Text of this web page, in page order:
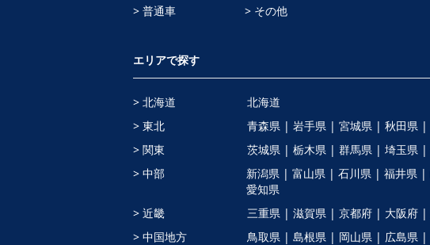
> 普通車
> その他
エリアで探す
> 北海道
北海道
> 東北
青森県 | 岩手県 | 宮城県 | 秋田県 |
> 関東
茨城県 | 栃木県 | 群馬県 | 埼玉県 |
> 中部
新潟県 | 富山県 | 石川県 | 福井県 |
愛知県
> 近畿
三重県 | 滋賀県 | 京都府 | 大阪府 |
> 中国地方
鳥取県 | 島根県 | 岡山県 | 広島県 |